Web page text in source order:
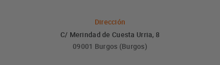
Dirección
C/ Merindad de Cuesta Urria, 8
09001 Burgos (Burgos)